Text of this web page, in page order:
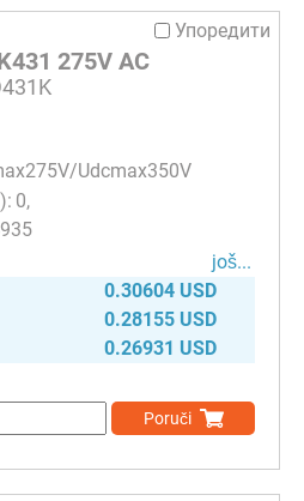
Упоредити
275V AC
Udcmax350V
0
јоš...
0.30604 USD
0.28155 USD
0.26931 USD
Poruči